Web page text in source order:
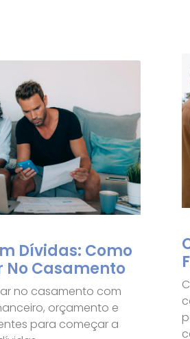
Dívidas: Como
No Casamento
no casamento com
orçamento e
para começar a